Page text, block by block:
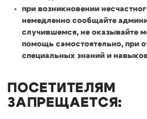
при возникновении
немедленно сообщайте
случившемся, не оказывайте
помощь самостоятельно, при
специальных знаний и
ПОСЕТИТЕЛЯМ
ЗАПРЕЩАЕТСЯ: